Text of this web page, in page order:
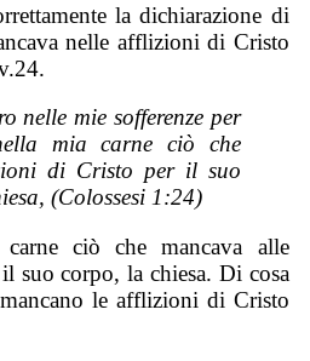
la dichiarazione di
nelle afflizioni di Cristo
nelle mie sofferenze per
mia carne ciò che
di Cristo per il suo
(Colossesi 1:24)
ciò che mancava alle
suo corpo, la chiesa. Di cosa
le afflizioni di Cristo